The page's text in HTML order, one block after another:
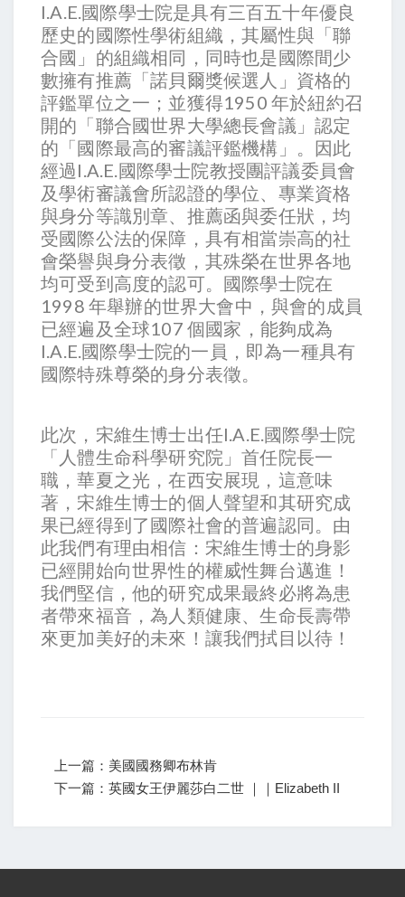
I.A.E.國際學士院是具有三百五十年優良
歷史的國際性學術組織，其屬性與「聯
合國」的組織相同，同時也是國際間少
數擁有推薦「諾貝爾獎候選人」資格的
評鑑單位之一；並獲得1950 年於紐約召
開的「聯合國世界大學總長會議」認定
的「國際最高的審議評鑑機構」。因此
經過I.A.E.國際學士院教授團評議委員會
及學術審議會所認證的學位、專業資格
與身分等識別章、推薦函與委任狀，均
受國際公法的保障，具有相當崇高的社
會榮譽與身分表徵，其殊榮在世界各地
均可受到高度的認可。國際學士院在
1998 年舉辦的世界大會中，與會的成員
已經遍及全球107 個國家，能夠成為
I.A.E.國際學士院的一員，即為一種具有
國際特殊尊榮的身分表徵。
此次，宋維生博士出任I.A.E.國際學士院
「人體生命科學研究院」首任院長一
職，華夏之光，在西安展現，這意味
著，宋維生博士的個人聲望和其研究成
果已經得到了國際社會的普遍認同。由
此我們有理由相信：宋維生博士的身影
已經開始向世界性的權威性舞台邁進！
我們堅信，他的研究成果最終必將為患
者帶來福音，為人類健康、生命長壽帶
來更加美好的未來！讓我們拭目以待！
上一篇：美國國務卿布林肯
下一篇：英國女王伊麗莎白二世 ｜｜Elizabeth II